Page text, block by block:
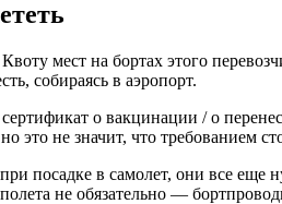
мест на бортах этого
собираясь в аэропорт.
о вакцинации / о
не значит, что требованием
посадке в самолет, они все еще
не обязательно —